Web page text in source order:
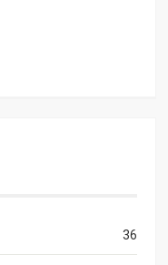
36